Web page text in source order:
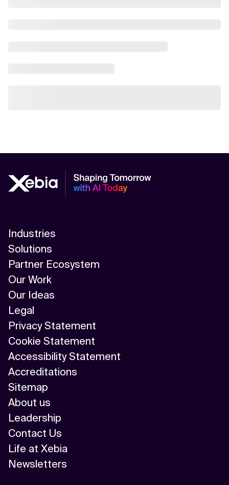
Industries
Solutions
Partner Ecosystem
Our Work
Our Ideas
Legal
Privacy Statement
Cookie Statement
Accessibility Statement
Accreditations
Sitemap
About us
Leadership
Contact Us
Life at Xebia
Newsletters